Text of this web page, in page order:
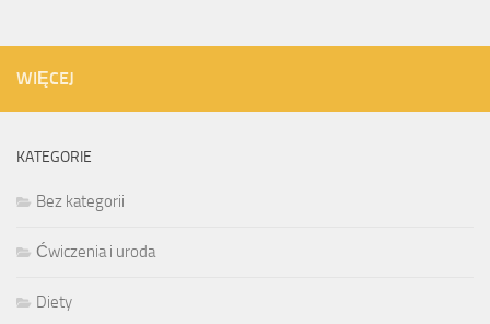
WIĘCEJ
KATEGORIE
Bez kategorii
Ćwiczenia i uroda
Diety